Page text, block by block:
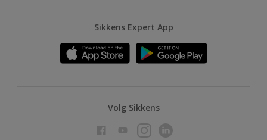
Sikkens Expert App
Volg Sikkens